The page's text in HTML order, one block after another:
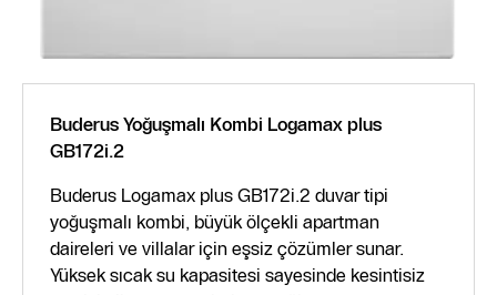
Buderus Yoğuşmalı Kombi Logamax plus
GB172i.2
Buderus Logamax plus GB172i.2 duvar tipi
yoğuşmalı kombi, büyük ölçekli apartman
daireleri ve villalar için eşsiz çözümler sunar.
Yüksek sıcak su kapasitesi sayesinde kesintisiz